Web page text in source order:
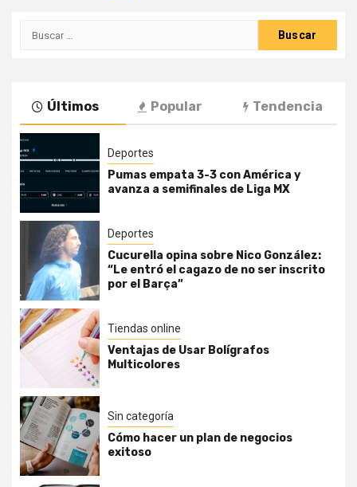
Buscar:
Últimos Popular Tendencia
Deportes
Pumas empata 3-3 con América y
avanza a semifinales de Liga MX
Deportes
Cucurella opina sobre Nico González:
“Le entró el cagazo de no ser inscrito
por el Barça”
Tiendas online
Ventajas de Usar Bolígrafos
Multicolores
Sin categoría
Cómo hacer un plan de negocios
exitoso